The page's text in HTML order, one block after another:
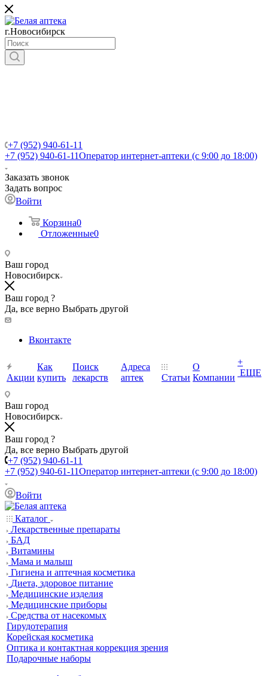
г.Новосибирск
+7 (952) 940-61-11
+7 (952) 940-61-11Оператор интернет-аптеки (с 9:00 до 18:00)
Заказать звонок
Задать вопрос
Войти
Корзина0
Отложенные0
Ваш город
Новосибирск
Ваш город ?
Да, все верно Выбрать другой
Вконтакте
Акции
Как
купить
Поиск
лекарств
Адреса
аптек
Статьи
О
Компании
+
ЕЩЕ
Ваш город
Новосибирск
Ваш город ?
Да, все верно Выбрать другой
+7 (952) 940-61-11
+7 (952) 940-61-11Оператор интернет-аптеки (с 9:00 до 18:00)
Войти
Каталог
Лекарственные препараты
БАД
Витамины
Мама и малыш
Гигиена и аптечная косметика
Диета, здоровое питание
Медицинские изделия
Медицинские приборы
Средства от насекомых
Гирудотерапия
Корейская косметика
Оптика и контактная коррекция зрения
Подарочные наборы